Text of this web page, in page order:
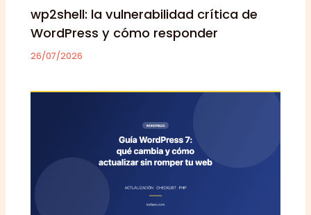
wp2shell: la vulnerabilidad crítica de
WordPress y cómo responder
26/07/2026